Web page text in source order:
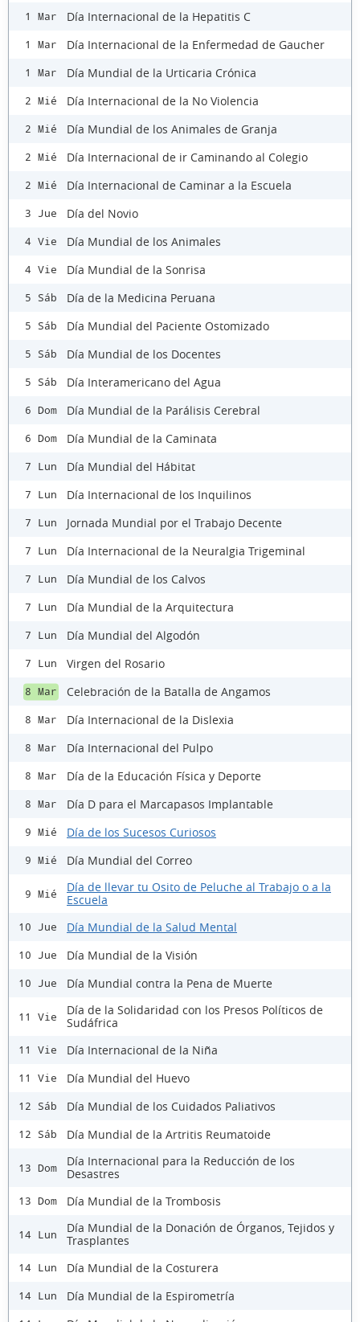
1 Mar Día Internacional de la Hepatitis C
1 Mar Día Internacional de la Enfermedad de Gaucher
1 Mar Día Mundial de la Urticaria Crónica
2 Mié Día Internacional de la No Violencia
2 Mié Día Mundial de los Animales de Granja
2 Mié Día Internacional de ir Caminando al Colegio
2 Mié Día Internacional de Caminar a la Escuela
3 Jue Día del Novio
4 Vie Día Mundial de los Animales
4 Vie Día Mundial de la Sonrisa
5 Sáb Día de la Medicina Peruana
5 Sáb Día Mundial del Paciente Ostomizado
5 Sáb Día Mundial de los Docentes
5 Sáb Día Interamericano del Agua
6 Dom Día Mundial de la Parálisis Cerebral
6 Dom Día Mundial de la Caminata
7 Lun Día Mundial del Hábitat
7 Lun Día Internacional de los Inquilinos
7 Lun Jornada Mundial por el Trabajo Decente
7 Lun Día Internacional de la Neuralgia Trigeminal
7 Lun Día Mundial de los Calvos
7 Lun Día Mundial de la Arquitectura
7 Lun Día Mundial del Algodón
7 Lun Virgen del Rosario
8 Mar Celebración de la Batalla de Angamos
8 Mar Día Internacional de la Dislexia
8 Mar Día Internacional del Pulpo
8 Mar Día de la Educación Física y Deporte
8 Mar Día D para el Marcapasos Implantable
9 Mié Día de los Sucesos Curiosos
9 Mié Día Mundial del Correo
9 Mié
Día de llevar tu Osito de Peluche al Trabajo o a la
Escuela
10 Jue Día Mundial de la Salud Mental
10 Jue Día Mundial de la Visión
10 Jue Día Mundial contra la Pena de Muerte
11 Vie
Día de la Solidaridad con los Presos Políticos de
Sudáfrica
11 Vie Día Internacional de la Niña
11 Vie Día Mundial del Huevo
12 Sáb Día Mundial de los Cuidados Paliativos
12 Sáb Día Mundial de la Artritis Reumatoide
13 Dom
Día Internacional para la Reducción de los
Desastres
13 Dom Día Mundial de la Trombosis
14 Lun
Día Mundial de la Donación de Órganos, Tejidos y
Trasplantes
14 Lun Día Mundial de la Costurera
14 Lun Día Mundial de la Espirometría